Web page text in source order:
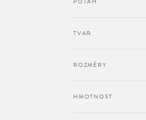
TVAR
ROZMĚRY
HMOTNOST